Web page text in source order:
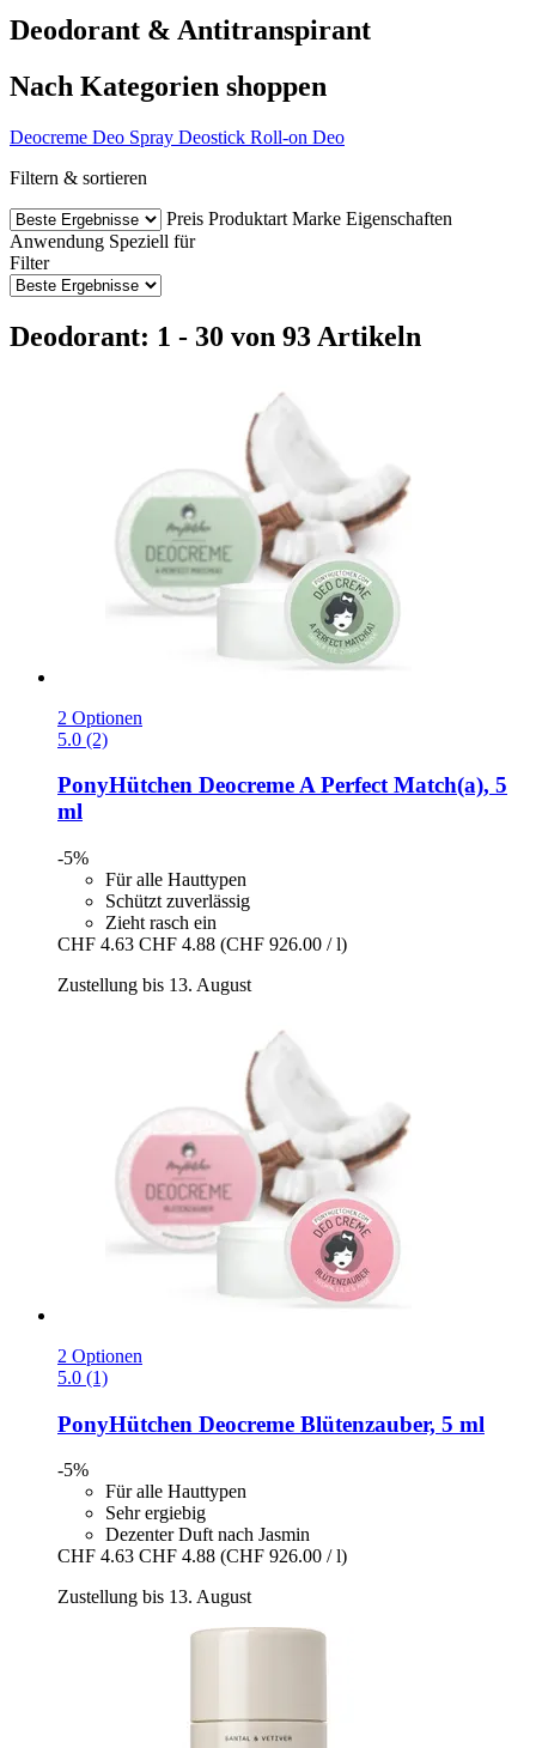
Deodorant & Antitranspirant
Nach Kategorien shoppen
Deocreme Deo Spray Deostick Roll-on Deo
Filtern & sortieren
Preis Produktart Marke Eigenschaften
Anwendung Speziell für
Filter
Deodorant: 1 - 30 von 93 Artikeln
2 Optionen
5.0 (2)
PonyHütchen Deocreme A Perfect Match(a), 5
ml
-5%
Für alle Hauttypen
Schützt zuverlässig
Zieht rasch ein
CHF 4.63 CHF 4.88 (CHF 926.00 / l)
Zustellung bis 13. August
2 Optionen
5.0 (1)
PonyHütchen Deocreme Blütenzauber, 5 ml
-5%
Für alle Hauttypen
Sehr ergiebig
Dezenter Duft nach Jasmin
CHF 4.63 CHF 4.88 (CHF 926.00 / l)
Zustellung bis 13. August